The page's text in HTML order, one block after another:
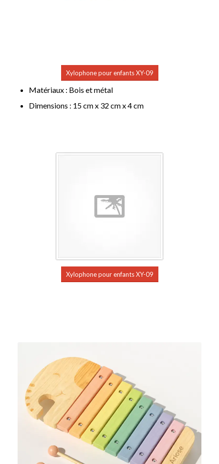
Xylophone pour enfants XY-09
Matériaux : Bois et métal
Dimensions : 15 cm x 32 cm x 4 cm
Xylophone pour enfants XY-09